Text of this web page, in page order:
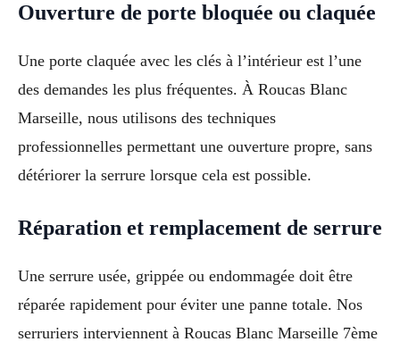
Ouverture de porte bloquée ou claquée
Une porte claquée avec les clés à l’intérieur est l’une
des demandes les plus fréquentes. À Roucas Blanc
Marseille, nous utilisons des techniques
professionnelles permettant une ouverture propre, sans
détériorer la serrure lorsque cela est possible.
Réparation et remplacement de serrure
Une serrure usée, grippée ou endommagée doit être
réparée rapidement pour éviter une panne totale. Nos
serruriers interviennent à Roucas Blanc Marseille 7ème